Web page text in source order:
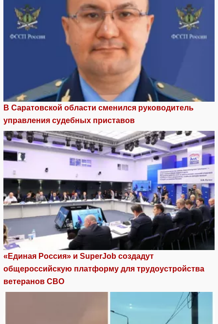
В Саратовской области сменился руководитель
управления судебных приставов
«Единая Россия» и SuperJob создадут
общероссийскую платформу для трудоустройства
ветеранов СВО